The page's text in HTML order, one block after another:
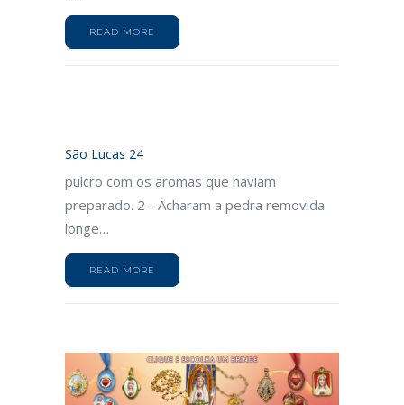
READ MORE
São Lucas 24
pulcro com os aromas que haviam
preparado. 2 - Acharam a pedra removida
longe…
READ MORE